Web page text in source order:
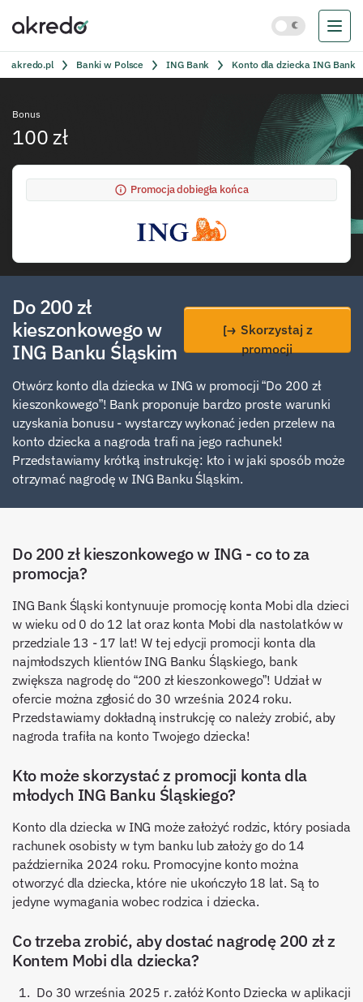
akredo.pl Banki w Polsce ING Bank Konto dla dziecka ING Bank
Bonus
100 zł
Promocja dobiegła końca
Do 200 zł
kieszonkowego w
ING Banku Śląskim
Skorzystaj z
promocji
Otwórz konto dla dziecka w ING w promocji “Do 200 zł
kieszonkowego”! Bank proponuje bardzo proste warunki
uzyskania bonusu - wystarczy wykonać jeden przelew na
konto dziecka a nagroda trafi na jego rachunek!
Przedstawiamy krótką instrukcję: kto i w jaki sposób może
otrzymać nagrodę w ING Banku Śląskim.
Do 200 zł kieszonkowego w ING - co to za
promocja?
ING Bank Śląski kontynuuje promocję konta Mobi dla dzieci
w wieku od 0 do 12 lat oraz konta Mobi dla nastolatków w
przedziale 13 - 17 lat! W tej edycji promocji konta dla
najmłodszych klientów ING Banku Śląskiego, bank
zwiększa nagrodę do “200 zł kieszonkowego”! Udział w
ofercie można zgłosić do 30 września 2024 roku.
Przedstawiamy dokładną instrukcję co należy zrobić, aby
nagroda trafiła na konto Twojego dziecka!
Kto może skorzystać z promocji konta dla
młodych ING Banku Śląskiego?
Konto dla dziecka w ING może założyć rodzic, który posiada
rachunek osobisty w tym banku lub założy go do 14
października 2024 roku. Promocyjne konto można
otworzyć dla dziecka, które nie ukończyło 18 lat. Są to
jedyne wymagania wobec rodzica i dziecka.
Co trzeba zrobić, aby dostać nagrodę 200 zł z
Kontem Mobi dla dziecka?
Do 30 września 2025 r. załóż Konto Dziecka w aplikacji